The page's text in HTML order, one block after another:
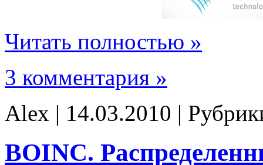
Читать полностью »
3 комментария »
Alex | 14.03.2010 |
BOINC.